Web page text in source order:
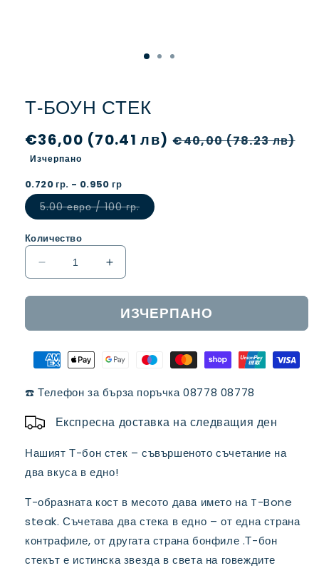
Т-БОУН СТЕК
Обичайна
цена
€36,00 (70.41 лв) Цена
€40,00 (78.23 лв)
Изчерпано
0.720 гр. - 0.950 гр
5.00 евро / 100 гр.Вариантът
е
Количество
Намаляване
на
количеството
Т-
СТЕК
Увеличаване
на
количеството
Т-
СТЕК
ИЗЧЕРПАНО
☎️ Телефон за бърза поръчка 08778 08778
Експресна доставка на следващия ден
Нашият Т-бон стек – съвършеното съчетание на
два вкуса в едно!
Т-образната кост в месото дава името на T-Bone
steak. Съчетава два стека в едно – от една страна
контрафиле, от другата страна бонфиле .Т-бон
стекът е истинска звезда в света на говеждите